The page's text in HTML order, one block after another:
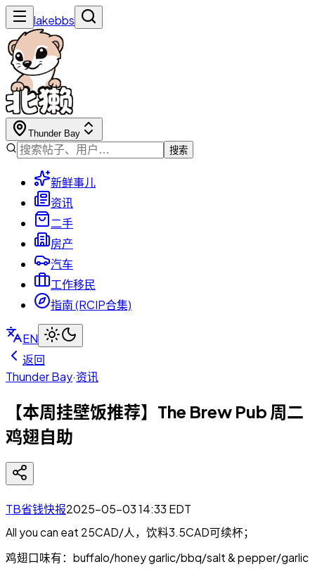
lakebbs
Thunder Bay
搜索
新鲜事儿
资讯
二手
房产
汽车
工作移民
指南 (RCIP合集)
EN
返回
Thunder Bay·资讯
【本周挂壁饭推荐】The Brew Pub 周二
鸡翅自助
TB省钱快报2025-05-03 14:33 EDT
All you can eat 25CAD/人，饮料3.5CAD可续杯；
鸡翅口味有：buffalo/honey garlic/bbq/salt & pepper/garlic